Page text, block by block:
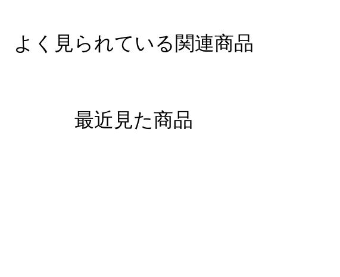
よく見られている関連商品
最近見た商品